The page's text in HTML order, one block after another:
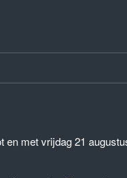
met vrijdag 21